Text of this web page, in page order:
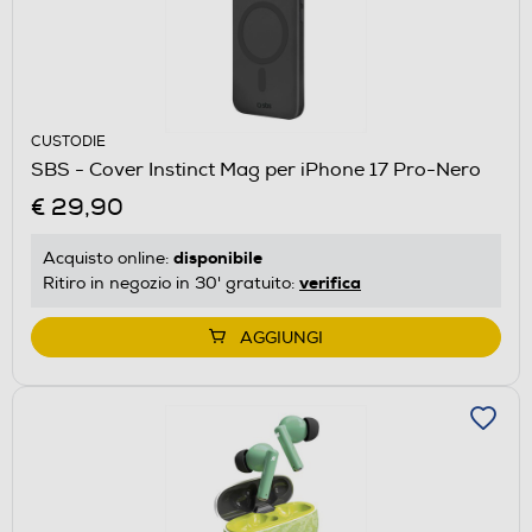
CUSTODIE
SBS - Cover Instinct Mag per iPhone 17 Pro-Nero
€ 29,90
Acquisto online: disponibile
Ritiro in negozio in 30' gratuito: verifica
AGGIUNGI